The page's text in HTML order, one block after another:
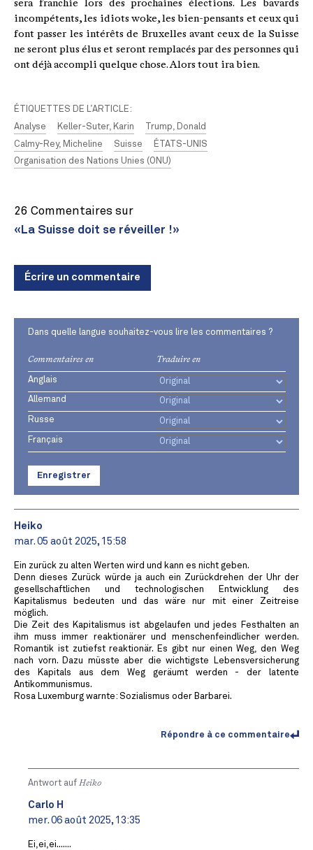
sera franchie lors des prochaines élections. Les bavards
incompétents, les idiots woke, les bien-pensants et ceux qui
font passer les intérêts de Bruxelles avant ceux de la Suisse
ne seront plus élus et seront remplacés par des personnes qui
ont déjà accompli quelque chose. Alors tout ira bien.
ÉTIQUETTES DE L’ARTICLE:
Analyse
Keller-Suter, Karin
Trump, Donald
Calmy-Rey, Micheline
Suisse
ÉTATS-UNIS
Organisation des Nations Unies (ONU)
26 Commentaires sur
«La Suisse doit se réveiller !»
Écrire un commentaire
Dans quelle langue souhaitez-vous lire les commentaires ?
Commentaires en Traduire en
Anglais
Allemand
Russe
Français
Enregistrer
Heiko
mar. 05 août 2025, 15:58
Ein zurück zu alten Werten wird und kann es nicht geben.
Denn dieses Zurück würde ja auch ein Zurückdrehen der Uhr der
gesellschaftlichen und technologischen Entwicklung des
Kapitalismus bedeuten und das wäre nur mit einer Zeitreise
möglich.
Die Zeit des Kapitalismus ist abgelaufen und jedes Festhalten an
ihm muss immer reaktionärer und menschenfeindlicher werden.
Romantik ist zutiefst reaktionär. Es gibt nur einen Weg, den Weg
nach vorn. Dazu müsste aber die wichtigste Lebensversicherung
des Kapitals aus dem Weg geräumt werden - der latente
Antikommunismus.
Rosa Luxemburg warnte: Sozialismus oder Barbarei.
Répondre à ce commentaire
Antwort auf Heiko
Carlo H
mer. 06 août 2025, 13:35
Ei,ei,ei.......